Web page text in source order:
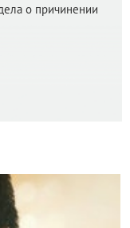
о причинении